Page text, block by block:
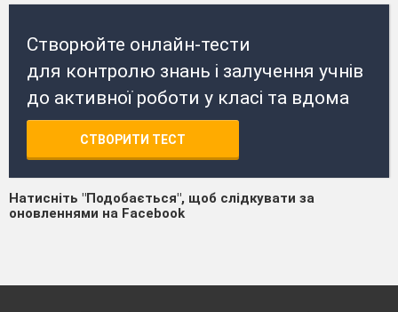
Створюйте онлайн-тести
для контролю знань і залучення учнів
до активної роботи у класі та вдома
СТВОРИТИ ТЕСТ
Натисніть "Подобається", щоб слідкувати за
оновленнями на Facebook